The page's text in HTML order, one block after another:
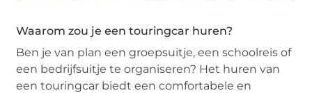
Waarom zou je een touringcar huren?
Ben je van plan een groepsuitje, een schoolreis of
een bedrijfsuitje te organiseren? Het huren van
een touringcar biedt een comfortabele en